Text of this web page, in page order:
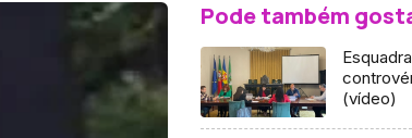
Pode também
(vídeo)